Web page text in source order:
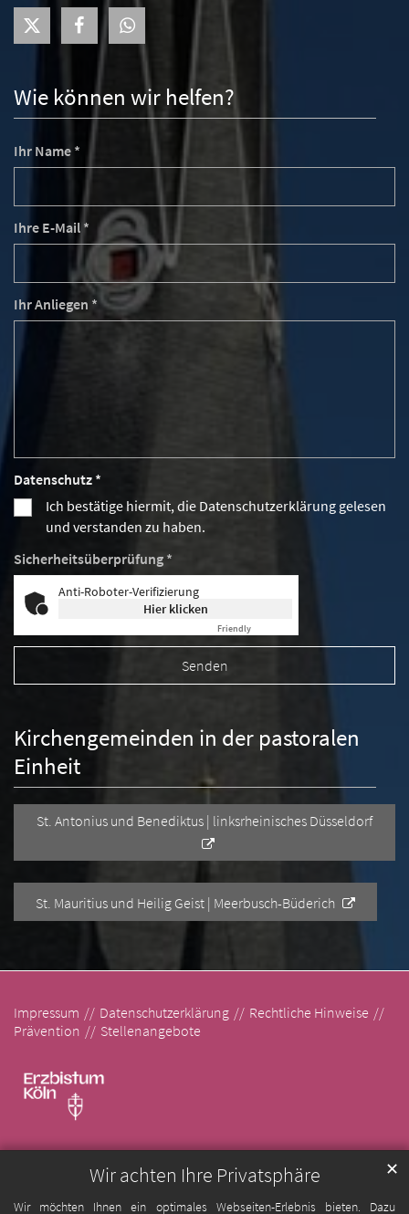
Wir achten Ihre Privatsphäre
Wir möchten Ihnen ein optimales Webseiten-Erlebnis bieten. Dazu
✕
Wie können wir helfen?
Ihr Name *
Ihre E-Mail *
Ihr Anliegen *
Datenschutz *
Ich bestätige hiermit, die Datenschutzerklärung gelesen
und verstanden zu haben.
Sicherheitsüberprüfung *
Anti-Roboter-Verifizierung
Hier klicken
Friendly
Kirchengemeinden in der pastoralen
Einheit
St. Antonius und Benediktus | linksrheinisches Düsseldorf
St. Mauritius und Heilig Geist | Meerbusch-Büderich
Impressum Datenschutzerklärung
Rechtliche Hinweise
Prävention
Stellenangebote